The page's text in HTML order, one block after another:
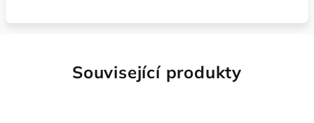
Související produkty